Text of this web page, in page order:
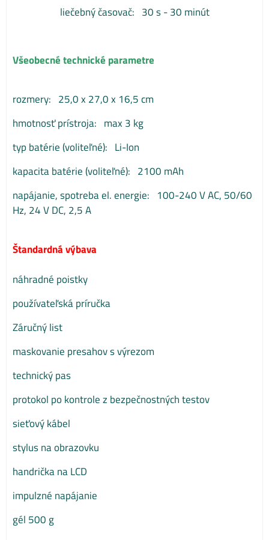
liečebný časovač: 30 s - 30 minút
Všeobecné technické parametre
rozmery: 25,0 x 27,0 x 16,5 cm
hmotnosť prístroja: max 3 kg
typ batérie (voliteľné): Li-Ion
kapacita batérie (voliteľné): 2100 mAh
napájanie, spotreba el. energie: 100-240 V AC, 50/60
Hz, 24 V DC, 2,5 A
Štandardná výbava
náhradné poistky
používateľská príručka
Záručný list
maskovanie presahov s výrezom
technický pas
protokol po kontrole z bezpečnostných testov
sieťový kábel
stylus na obrazovku
handrička na LCD
impulzné napájanie
gél 500 g